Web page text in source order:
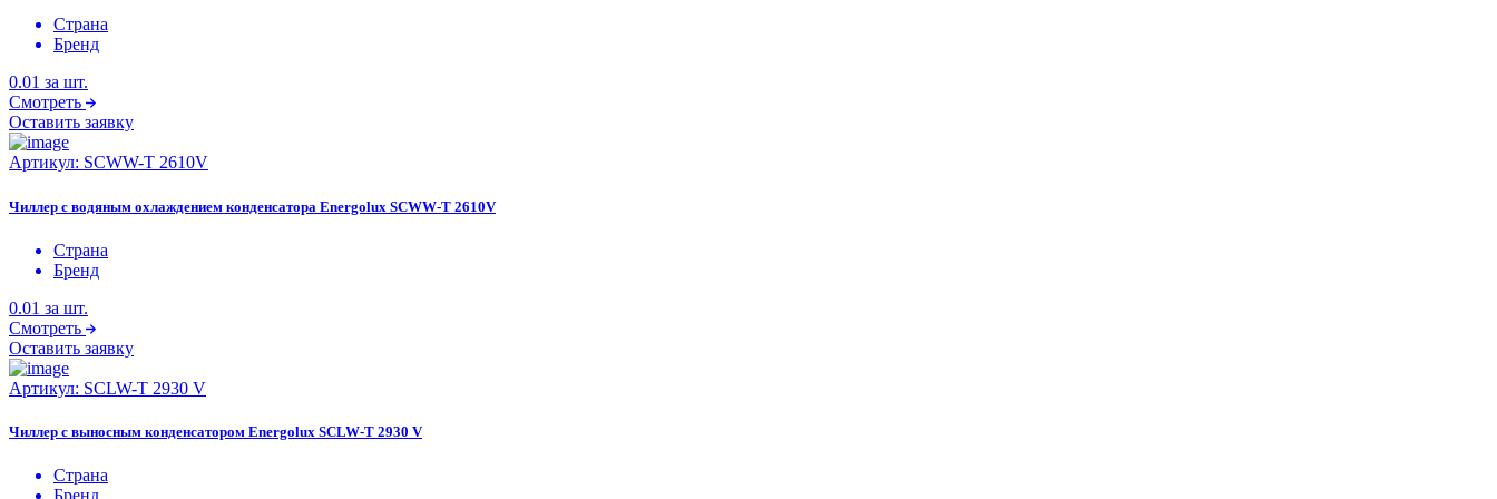
Страна
Бренд
0.01 за шт.
Смотреть
Оставить заявку
Артикул: SCWW-T 2610V
Чиллер с водяным охлаждением конденсатора Energolux SCWW-T 2610V
Страна
Бренд
0.01 за шт.
Смотреть
Оставить заявку
Артикул: SCLW-T 2930 V
Чиллер с выносным конденсатором Energolux SCLW-T 2930 V
Страна